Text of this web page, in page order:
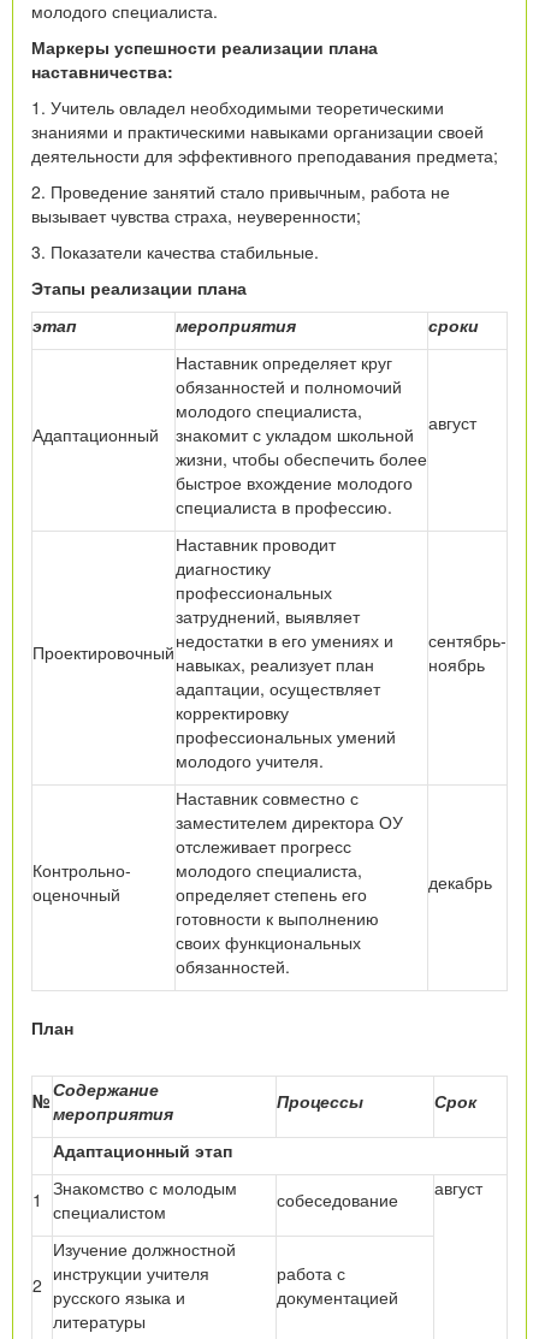
молодого специалиста.
Маркеры успешности реализации плана
наставничества:
1. Учитель овладел необходимыми теоретическими
знаниями и практическими навыками организации своей
деятельности для эффективного преподавания предмета;
2. Проведение занятий стало привычным, работа не
вызывает чувства страха, неуверенности;
3. Показатели качества стабильные.
Этапы реализации плана
этап
мероприятия сроки
Адаптационный
Наставник определяет круг
обязанностей и полномочий
молодого специалиста,
знакомит с укладом школьной
жизни, чтобы обеспечить более
быстрое вхождение молодого
специалиста в профессию.
август
Проектировочный
Наставник проводит
диагностику
профессиональных
затруднений, выявляет
недостатки в его умениях и
навыках, реализует план
адаптации, осуществляет
корректировку
профессиональных умений
молодого учителя.
сентябрь-
ноябрь
Контрольно-
оценочный
Наставник совместно с
заместителем директора ОУ
отслеживает прогресс
молодого специалиста,
определяет степень его
готовности к выполнению
своих функциональных
обязанностей.
декабрь
План
№Содержание
мероприятия
Процессы Срок
Адаптационный этап
1 Знакомство с молодым
специалистом
собеседование август
2
Изучение должностной
инструкции учителя
русского языка и
литературы
работа с
документацией